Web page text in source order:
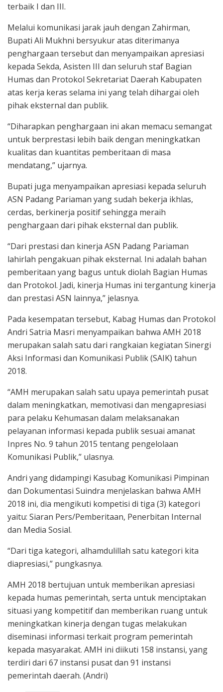
terbaik I dan III.
Melalui komunikasi jarak jauh dengan Zahirman,
Bupati Ali Mukhni bersyukur atas diterimanya
penghargaan tersebut dan menyampaikan apresiasi
kepada Sekda, Asisten III dan seluruh staf Bagian
Humas dan Protokol Sekretariat Daerah Kabupaten
atas kerja keras selama ini yang telah dihargai oleh
pihak eksternal dan publik.
“Diharapkan penghargaan ini akan memacu semangat
untuk berprestasi lebih baik dengan meningkatkan
kualitas dan kuantitas pemberitaan di masa
mendatang,” ujarnya.
Bupati juga menyampaikan apresiasi kepada seluruh
ASN Padang Pariaman yang sudah bekerja ikhlas,
cerdas, berkinerja positif sehingga meraih
penghargaan dari pihak eksternal dan publik.
“Dari prestasi dan kinerja ASN Padang Pariaman
lahirlah pengakuan pihak eksternal. Ini adalah bahan
pemberitaan yang bagus untuk diolah Bagian Humas
dan Protokol. Jadi, kinerja Humas ini tergantung kinerja
dan prestasi ASN lainnya,” jelasnya.
Pada kesempatan tersebut, Kabag Humas dan Protokol
Andri Satria Masri menyampaikan bahwa AMH 2018
merupakan salah satu dari rangkaian kegiatan Sinergi
Aksi Informasi dan Komunikasi Publik (SAIK) tahun
2018.
“AMH merupakan salah satu upaya pemerintah pusat
dalam meningkatkan, memotivasi dan mengapresiasi
para pelaku Kehumasan dalam melaksanakan
pelayanan informasi kepada publik sesuai amanat
Inpres No. 9 tahun 2015 tentang pengelolaan
Komunikasi Publik,” ulasnya.
Andri yang didampingi Kasubag Komunikasi Pimpinan
dan Dokumentasi Suindra menjelaskan bahwa AMH
2018 ini, dia mengikuti kompetisi di tiga (3) kategori
yaitu: Siaran Pers/Pemberitaan, Penerbitan Internal
dan Media Sosial.
“Dari tiga kategori, alhamdulillah satu kategori kita
diapresiasi,” pungkasnya.
AMH 2018 bertujuan untuk memberikan apresiasi
kepada humas pemerintah, serta untuk menciptakan
situasi yang kompetitif dan memberikan ruang untuk
meningkatkan kinerja dengan tugas melakukan
diseminasi informasi terkait program pemerintah
kepada masyarakat. AMH ini diikuti 158 instansi, yang
terdiri dari 67 instansi pusat dan 91 instansi
pemerintah daerah. (Andri)